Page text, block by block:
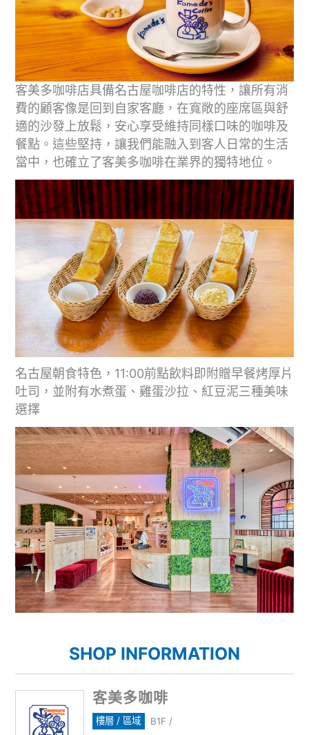
客美多咖啡店具備名古屋咖啡店的特性，讓所有消
費的顧客像是回到自家客廳，在寬敞的座席區與舒
適的沙發上放鬆，安心享受維持同樣口味的咖啡及
餐點。這些堅持，讓我們能融入到客人日常的生活
當中，也確立了客美多咖啡在業界的獨特地位。
名古屋朝食特色，11:00前點飲料即附贈早餐烤厚片
吐司，並附有水煮蛋、雞蛋沙拉、紅豆泥三種美味
選擇
SHOP INFORMATION
客美多咖啡
樓層 / 區域 B1F /